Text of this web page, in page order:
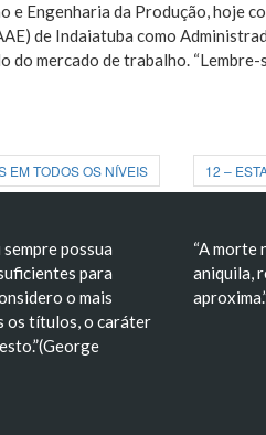
Engenharia da Produção, hoje
de Indaiatuba como
mercado de trabalho.
EM TODOS OS NÍVEIS 12 –
sempre possua
para
o mais
os títulos, o caráter
“A morte
aniquila,